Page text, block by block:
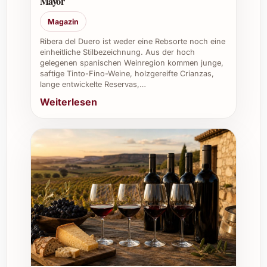
Klarheit des Weines unterstützt.
Individuelle Tipps und Vorteile für den
Einsatz
Privat:Perfekt für entspannte
Sommerabende, Familienfeste und
festliche Feiertage wie Weihnachten
Ideal zur Bereicherung von
Caterings, in Gastronomie und
Restaurants, sowie als
aufmerksamkeitsstarkes Geschenk bei
Firmenevents.
Weinkeller:Ein frischer Weisswein, der
vielseitig verfügbar sein sollte, um
spontan unterschiedliche Gäste
glücklich zu machen.
Magazin
Ribera del Duero ist weder eine Rebsorte noch eine
einheitliche Stilbezeichnung. Aus der hoch
gelegenen spanischen Weinregion kommen junge,
saftige Tinto-Fino-Weine, holzgereifte Crianzas,
lange entwickelte Reservas,…
Weiterlesen